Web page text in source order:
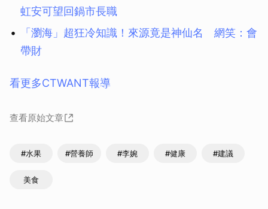
虹安可望回鍋市長職
「瀏海」超狂冷知識！來源竟是神仙名 網笑：會
帶財
看更多CTWANT報導
查看原始文章
#水果 #營養師 #李婉 #健康 #建議
美食